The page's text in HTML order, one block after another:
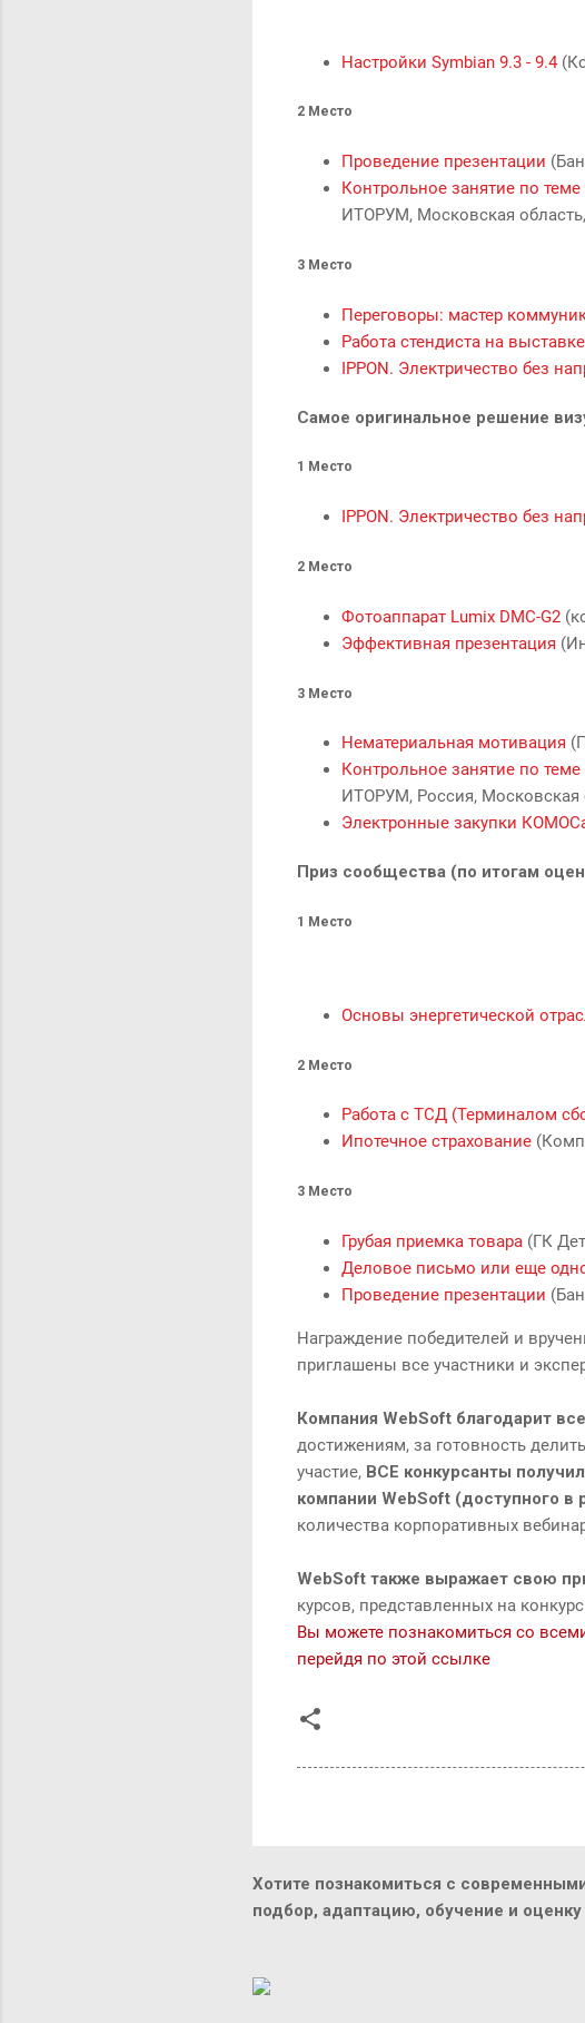
Настройки Symbian 9.3 - 9.4
2 Место
Проведение презентации
Контрольное занятие по
ИТОРУМ, Московская
3 Место
Переговоры: мастер
Работа стендиста на выставке
IPPON. Электричество без
Самое оригинальное решение
1 Место
IPPON. Электричество без
2 Место
Фотоаппарат Lumix DMC-G2
Эффективная презентация
3 Место
Нематериальная мотивация
Контрольное занятие по
ИТОРУМ, Россия, Московская
Электронные закупки
Приз сообщества (по итогам
1 Место
Основы энергетической
2 Место
Работа с ТСД (Терминалом
Ипотечное страхование
3 Место
Грубая приемка товара (ГК
Деловое письмо или еще
Проведение презентации
Награждение победителей и
приглашены все участники и
Компания WebSoft благодарит
достижениям, за готовность
участие, ВСЕ конкурсанты
компании WebSoft (доступного в
количества корпоративных
WebSoft также выражает свою
курсов, представленных на
Вы можете познакомиться со
перейдя по этой ссылке
Хотите познакомиться с
подбор, адаптацию, обучение и